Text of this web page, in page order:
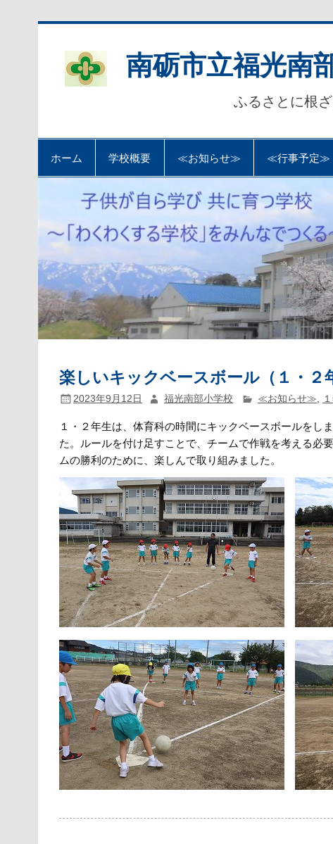
南砺市立福光南
ふるさとに根
ホーム 学校概要 ≪お知らせ≫ ≪行事予定≫
楽しいキックベースボール（１・２
2023年9月12日 福光南部小学校 ≪お知らせ≫
１・２年生は、体育科の時間にキックベースボールをし
た。ルールを付け足すことで、チームで作戦を考える必
ムの勝利のために、楽しんで取り組みました。